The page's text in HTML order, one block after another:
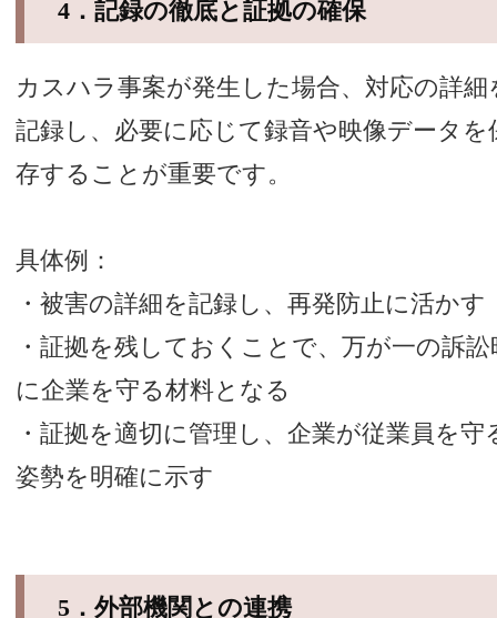
4．記録の徹底と証拠の確保
カスハラ事案が発生した場合、対応の詳細
記録し、必要に応じて録音や映像データを
存することが重要です。
具体例：
・被害の詳細を記録し、再発防止に活かす
・証拠を残しておくことで、万が一の訴訟
に企業を守る材料となる
・証拠を適切に管理し、企業が従業員を守
姿勢を明確に示す
5．外部機関との連携